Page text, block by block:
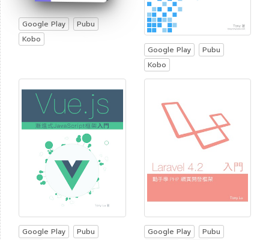
Google Play
Pubu
Kobo
Google Play
Pubu
Kobo
Google Play
Pubu
Google Play
Pubu